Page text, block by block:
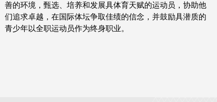
善的环境，甄选、培养和发展具体育天赋的运动员，协助他
们追求卓越，在国际体坛争取佳绩的信念，并鼓励具潜质的
青少年以全职运动员作为终身职业。